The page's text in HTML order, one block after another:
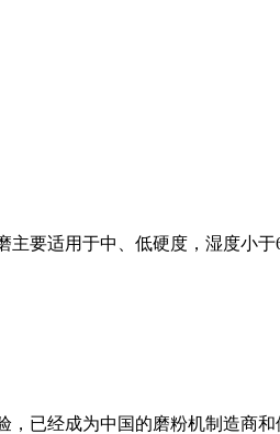
要适用于中、低硬度，湿度小
已经成为中国的磨粉机制造商